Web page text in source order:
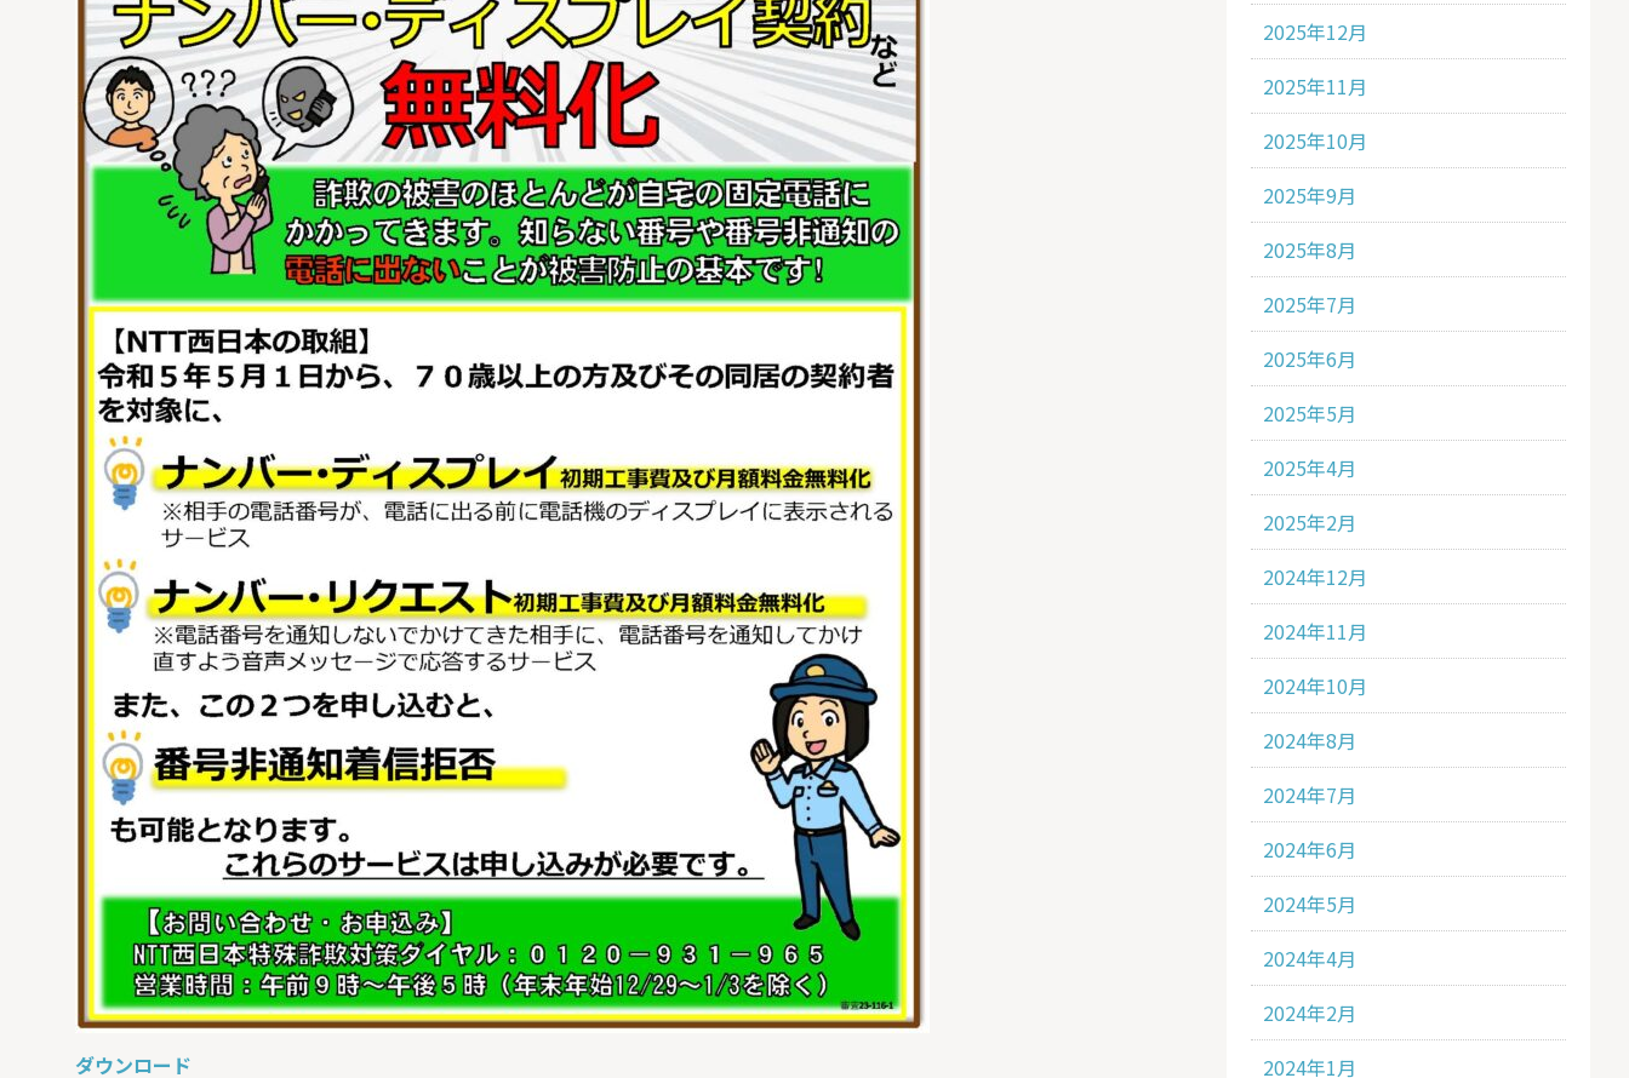
ダウンロード
2025年12月
2025年11月
2025年10月
2025年9月
2025年8月
2025年7月
2025年6月
2025年5月
2025年4月
2025年2月
2024年12月
2024年11月
2024年10月
2024年8月
2024年7月
2024年6月
2024年5月
2024年4月
2024年2月
2024年1月